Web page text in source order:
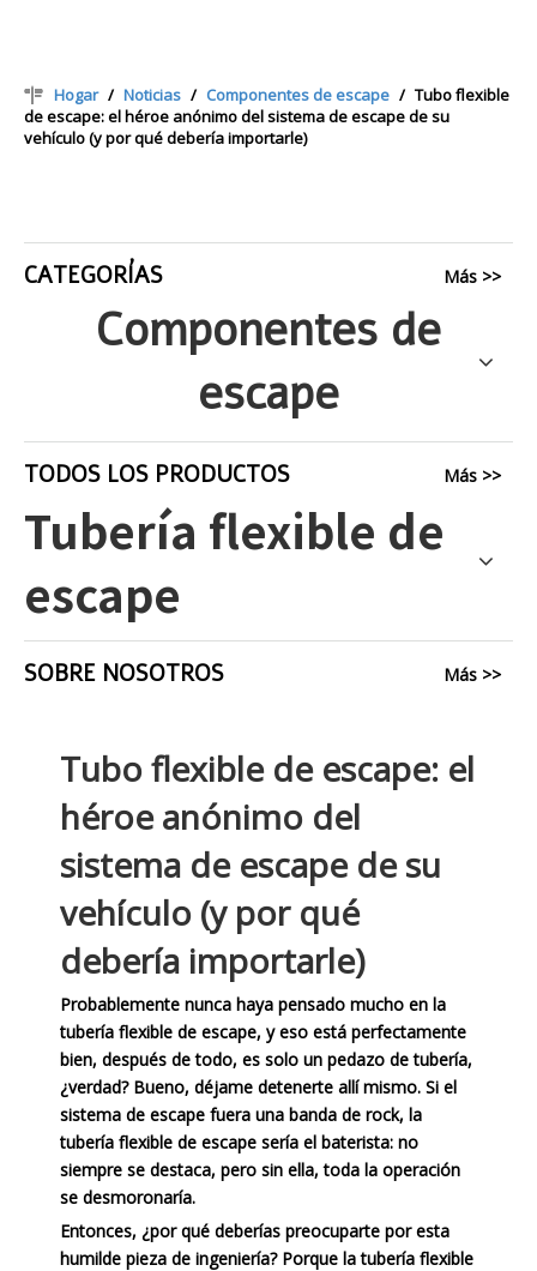
Hogar / Noticias / Componentes de escape / Tubo flexible
de escape: el héroe anónimo del sistema de escape de su
vehículo (y por qué debería importarle)
CATEGORÍAS Más >>
Componentes de
escape
TODOS LOS PRODUCTOS Más >>
Tubería flexible de
escape
SOBRE NOSOTROS Más >>
Tubo flexible de escape: el
héroe anónimo del
sistema de escape de su
vehículo (y por qué
debería importarle)
Probablemente nunca haya pensado mucho en la
tubería flexible de escape, y eso está perfectamente
bien, después de todo, es solo un pedazo de tubería,
¿verdad? Bueno, déjame detenerte allí mismo. Si el
sistema de escape fuera una banda de rock, la
tubería flexible de escape sería el baterista: no
siempre se destaca, pero sin ella, toda la operación
se desmoronaría.
Entonces, ¿por qué deberías preocuparte por esta
humilde pieza de ingeniería? Porque la tubería flexible